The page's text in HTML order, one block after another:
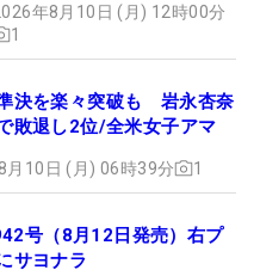
年8月10日 (月) 12時00分
1
決を楽々突破も 岩永杏奈
敗退し2位/全米女子アマ
月10日 (月) 06時39分 1
号（8月12日発売）右プ
サヨナラ